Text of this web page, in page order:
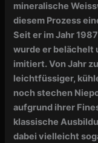
mineralische
diesem Prozess
Seit er im Jahr
wurde er belächelt
imitiert. Von Jahr
leichtfüssiger,
noch stechen
aufgrund ihrer
klassische
dabei vielleicht